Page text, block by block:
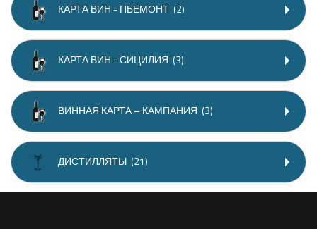
КАРТА ВИН - ПЬЕМОНТ (2)
КАРТА ВИН - СИЦИЛИЯ (3)
ВИННАЯ КАРТА – КАМПАНИЯ (3)
ДИСТИЛЛЯТЫ (21)